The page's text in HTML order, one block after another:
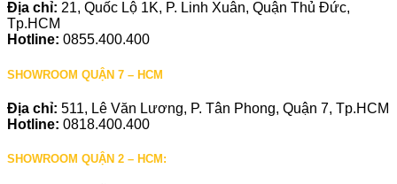
Địa chỉ: 21, Quốc Lộ 1K, P. Linh Xuân, Quận Thủ Đức,
Tp.HCM
Hotline: 0855.400.400
SHOWROOM QUẬN 7 – HCM
Địa chỉ: 511, Lê Văn Lương, P. Tân Phong, Quận 7, Tp.HCM
Hotline: 0818.400.400
SHOWROOM QUẬN 2 – HCM: